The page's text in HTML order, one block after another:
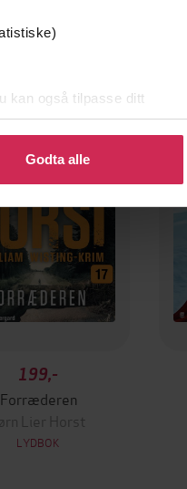
kan også tilpasse ditt
eller endre ditt samtykke.
Godta alle
199,-
Forræderen
Jørn Lier Horst
LYDBOK